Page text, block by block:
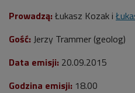
Prowadzą: Łukasz Kozak i
Gość: Jerzy Trammer (geolog)
Data emisji: 20.09.2015
Godzina emisji: 18.00